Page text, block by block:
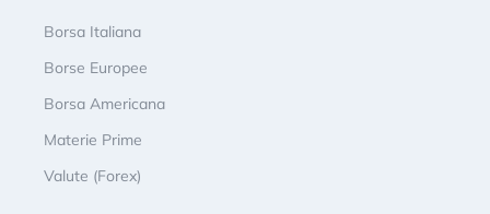
Borsa Italiana
Borse Europee
Borsa Americana
Materie Prime
Valute (Forex)